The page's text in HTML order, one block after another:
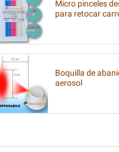
Micro pinceles
para retocar
Boquilla de
aerosol